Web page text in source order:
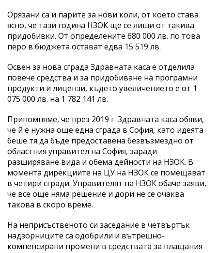
Орязани са и парите за нови коли, от което става
ясно, че тази година НЗОК ще се лиши от такива
придобивки. От определените 680 000 лв. по това
перо в бюджета остават едва 15 519 лв.
Освен за нова сграда Здравната каса е отделила
повече средства и за придобиване на програмни
продукти и лицензи, където увеличението е от 1
075 000 лв. на 1 782 141 лв.
Припомняме, че през 2019 г. Здравната каса обяви,
че й е нужна още една сграда в София, като идеята
беше тя да бъде предоставена безвъзмездно от
областния управител на София, заради
разширяване вида и обема дейности на НЗОК. В
момента дирекциите на ЦУ на НЗОК се помещават
в четири сгради. Управителят на НЗОК обаче заяви,
че все още няма решение и дори не се очаква
такова в скоро време.
На неприсъственото си заседание в четвъртък
надзорниците са одобрили и вътрешно-
компенсирани промени в средствата за плащания